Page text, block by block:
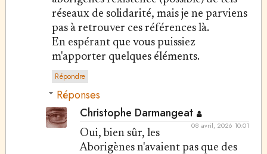
réseaux de solidarité, mais je ne parviens
pas à retrouver ces références là.
En espérant que vous puissiez
m'apporter quelques éléments.
Répondre
Réponses
Christophe Darmangeat
08 avril, 2026 10:01
Oui, bien sûr, les
Aborigènes n'avaient pas que des